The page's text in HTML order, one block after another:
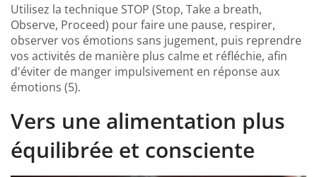
Utilisez la technique STOP (Stop, Take a breath,
Observe, Proceed) pour faire une pause, respirer,
observer vos émotions sans jugement, puis reprendre
vos activités de manière plus calme et réfléchie, afin
d'éviter de manger impulsivement en réponse aux
émotions (5).
Vers une alimentation plus
équilibrée et consciente